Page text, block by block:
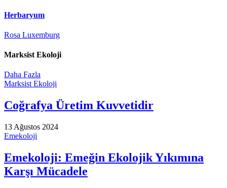
Herbaryum
Rosa Luxemburg
Marksist Ekoloji
Daha Fazla
Marksist Ekoloji
Coğrafya Üretim Kuvvetidir
13 Ağustos 2024
Emekoloji
Emekoloji: Emeğin Ekolojik Yıkımına
Karşı Mücadele